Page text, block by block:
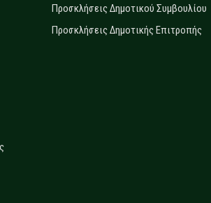
Προσκλήσεις Δημοτικού Συμβουλίου
Προσκλήσεις Δημοτικής Επιτροπής